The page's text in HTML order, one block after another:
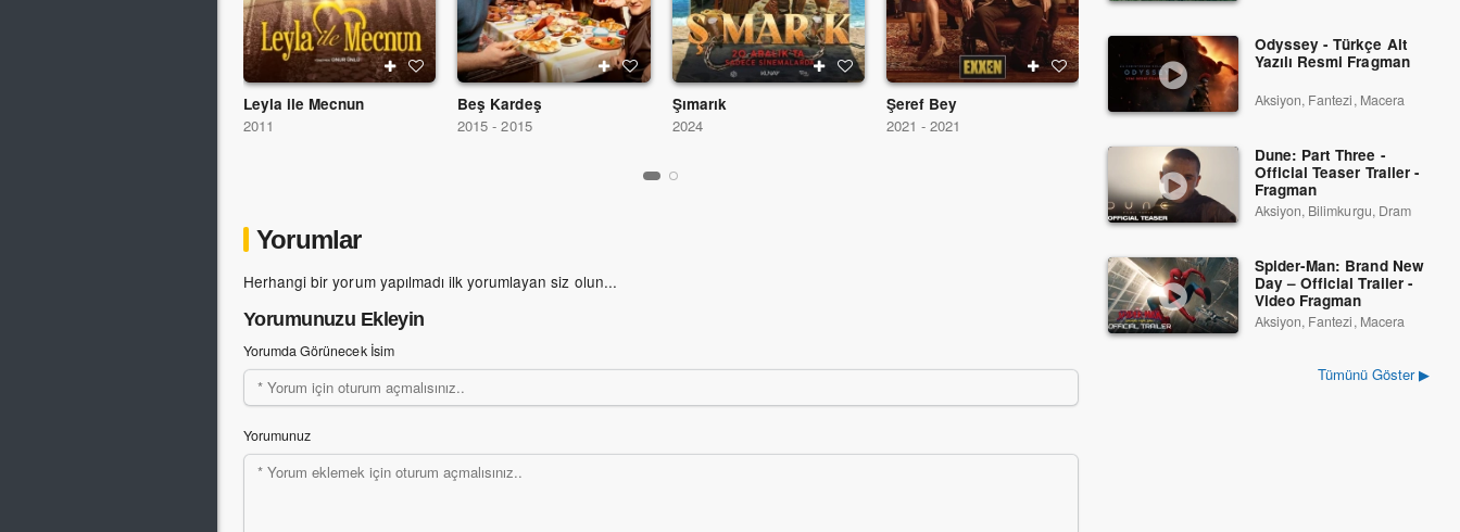
Leyla ile Mecnun
2011
Beş Kardeş
2015 - 2015
Şımarık
2024
Şeref Bey
2021 - 2021
Dedektif Reptır
Cingöz Recai
Yorumlar
Herhangi bir yorum yapılmadı ilk yorumlayan siz olun...
Yorumunuzu Ekleyin
Yorumda Görünecek İsim
Yorumunuz
Odyssey - Türkçe Alt
Yazılı Resmi Fragman
Aksiyon, Fantezi, Macera
Dune: Part Three -
Official Teaser Trailer -
Fragman
Aksiyon, Bilimkurgu, Dram
Spider-Man: Brand New
Day – Official Trailer -
Video Fragman
Aksiyon, Fantezi, Macera
Tümünü Göster ▶